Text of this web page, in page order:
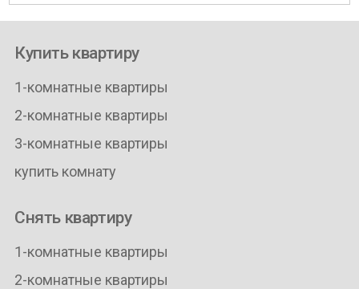
Купить квартиру
1-комнатные квартиры
2-комнатные квартиры
3-комнатные квартиры
купить комнату
Снять квартиру
1-комнатные квартиры
2-комнатные квартиры